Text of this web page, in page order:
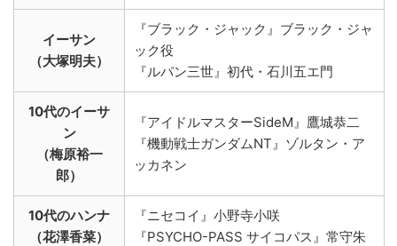
イーサン
（大塚明夫）
『ブラック・ジャック』ブラック・ジャ
ック役
『ルパン三世』初代・石川五エ門
10代のイーサ
ン
（梅原裕一
郎）
『アイドルマスターSideM』鷹城恭二
『機動戦士ガンダムNT』ゾルタン・ア
ッカネン
10代のハンナ
（花澤香菜）
『ニセコイ』小野寺小咲
『PSYCHO-PASS サイコパス』常守朱